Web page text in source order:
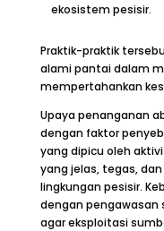
ekosistem pesisir.
Praktik-praktik
alami pantai dalam
mempertahankan
Upaya penanganan
dengan faktor
yang dipicu oleh
yang jelas, tegas,
lingkungan pesisir.
dengan pengawasan
agar eksploitasi